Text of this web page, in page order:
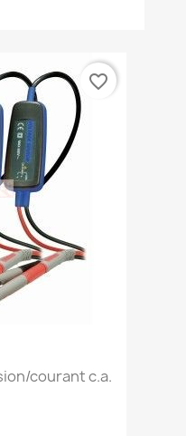
courant c.a.
favorite_border